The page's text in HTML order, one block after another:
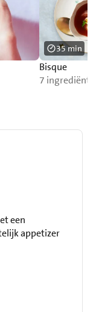
Bisque
7 ingrediënten
35 min
een
appetizer